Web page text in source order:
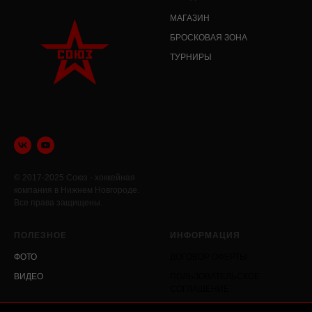
© 2017-2025 Союз - хоккейная
компания в Нижнем Новгороде.
Все права защищены.
МАГАЗИН
БРОСКОВАЯ ЗОНА
ТУРНИРЫ
ПОЛЕЗНОЕ
ФОТО
ВИДЕО
ИНФОРМАЦИЯ